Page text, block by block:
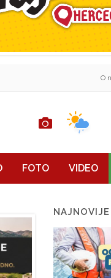
O
FOTO VIDEO
NAJNOVIJE